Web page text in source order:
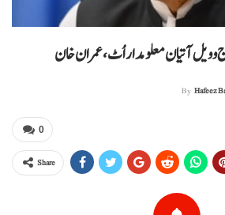
و ویل آتیان معلومدار اُٹ، عمران خان
By Hafeez
0
Share